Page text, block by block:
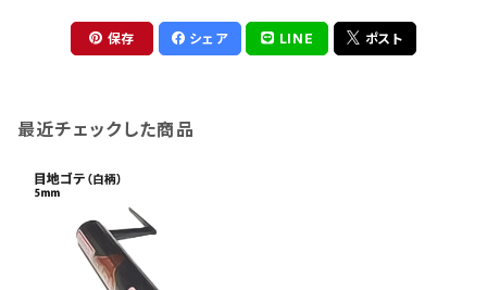
保存 シェア LINE ポスト
最近チェックした商品